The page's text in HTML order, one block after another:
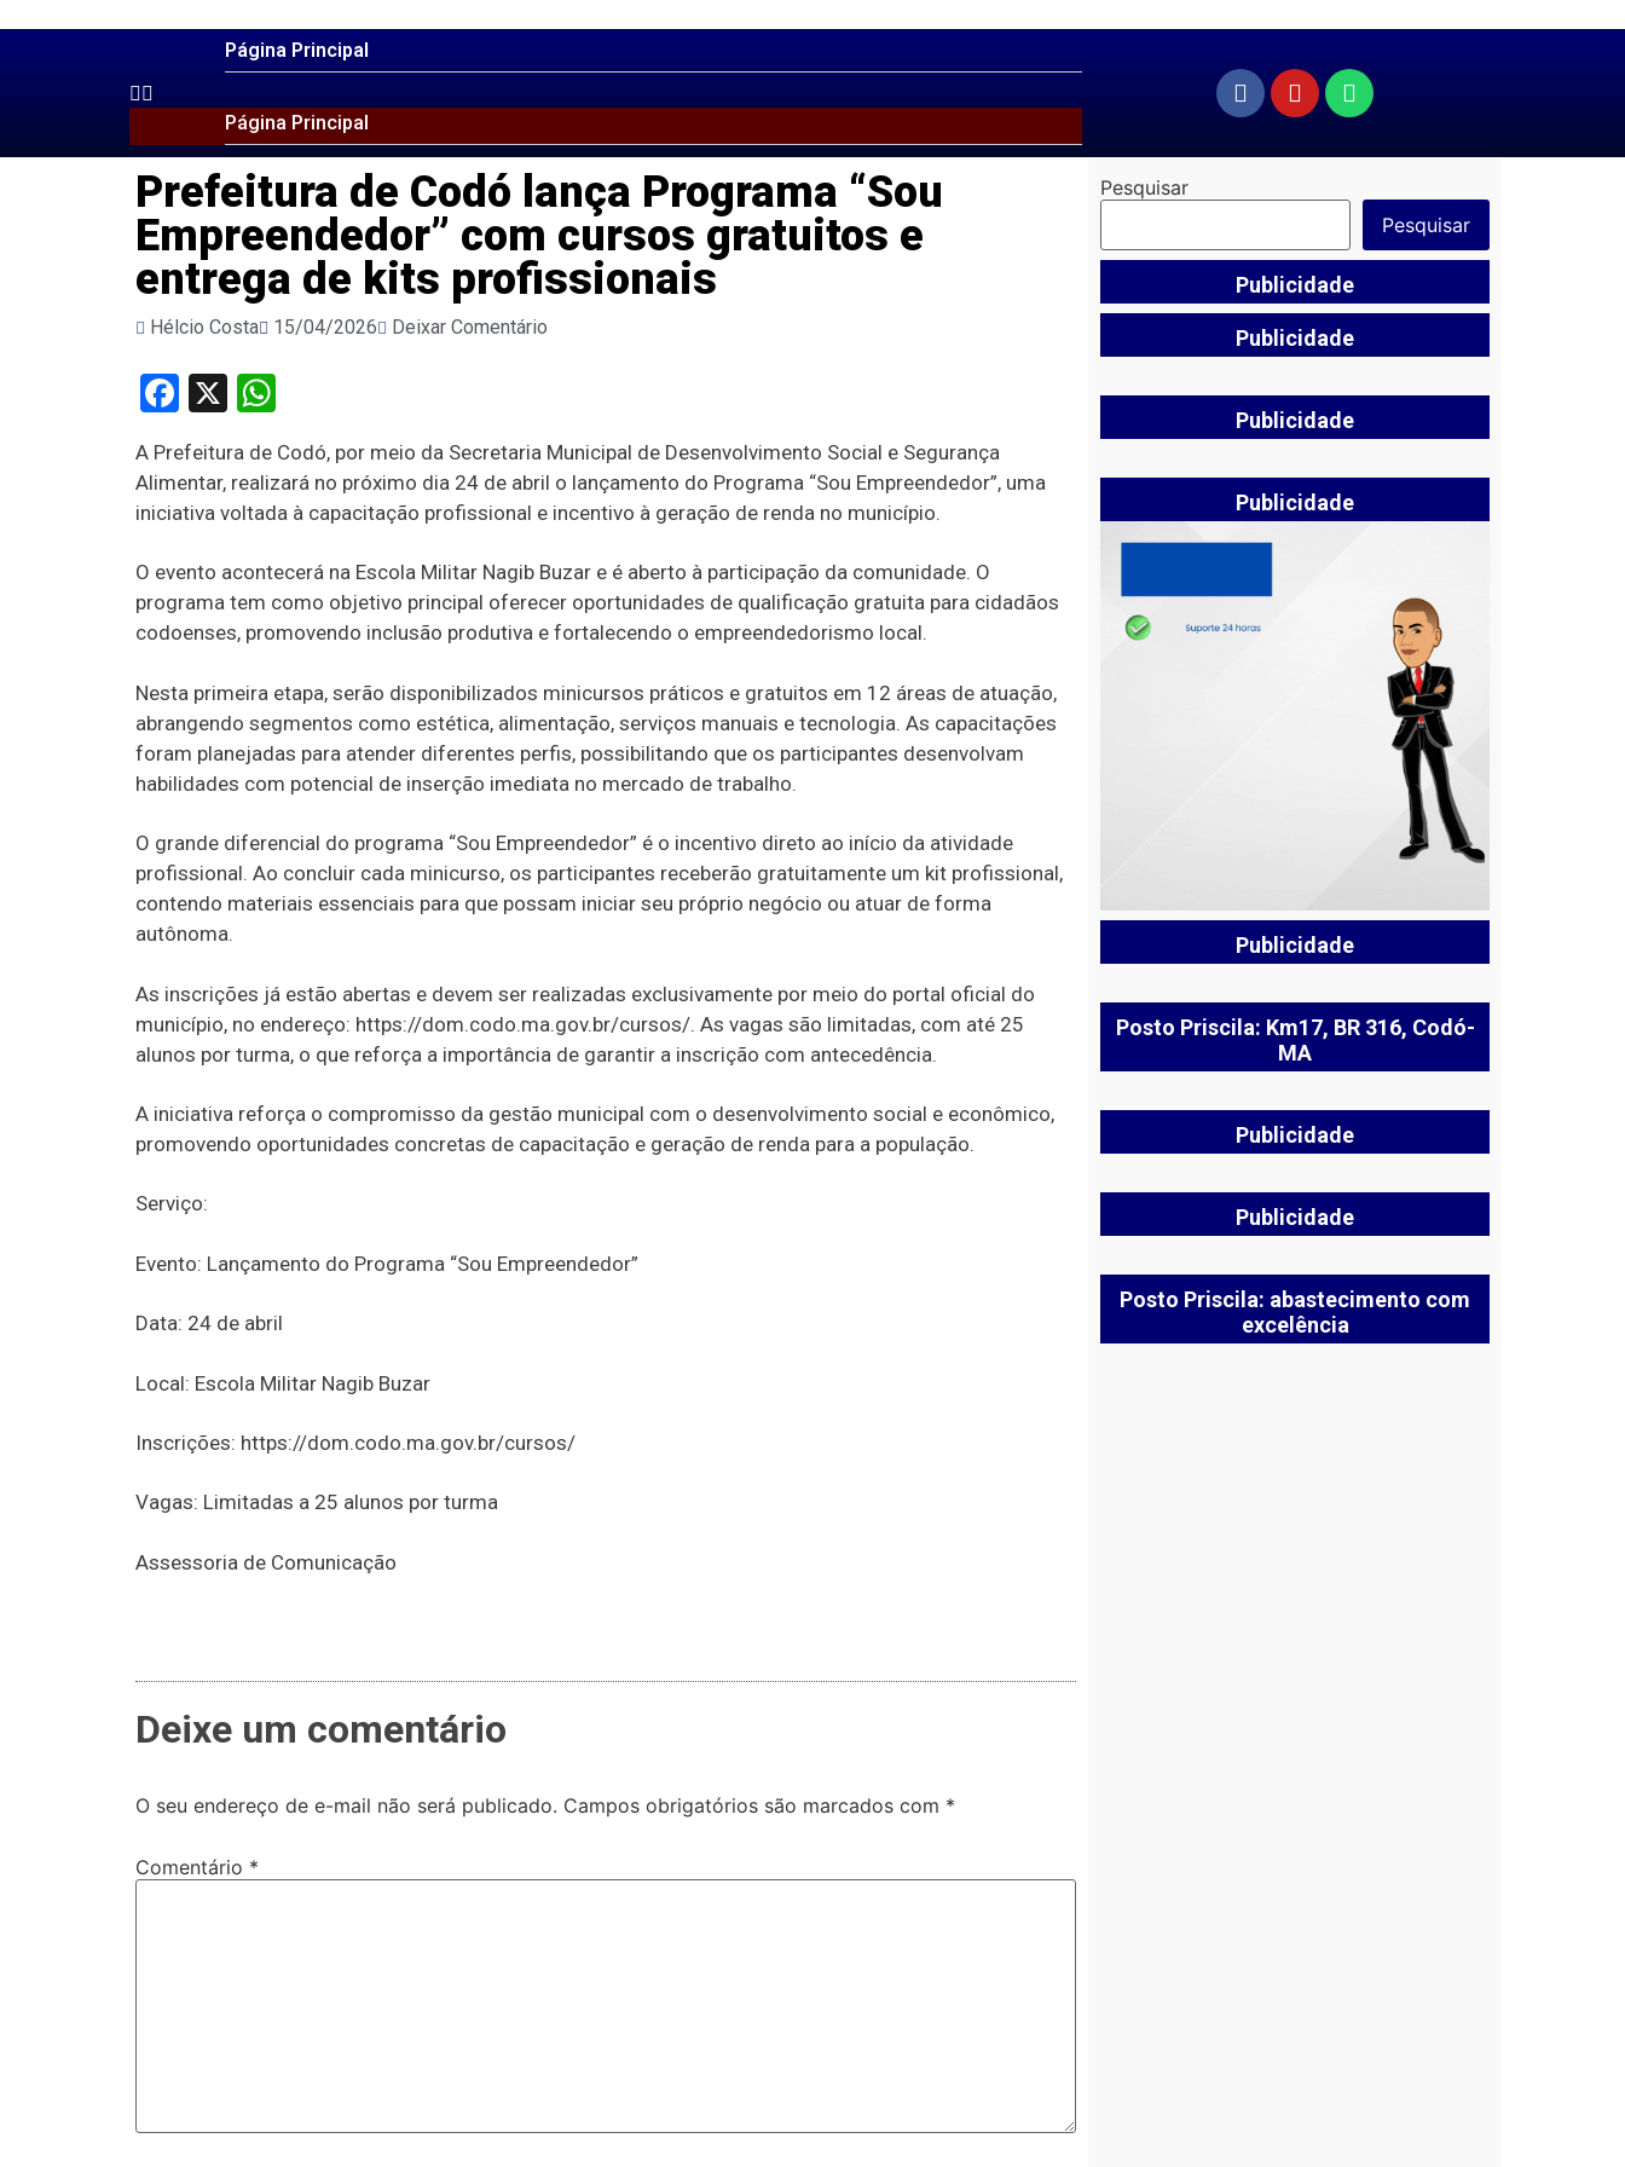
Página Principal
Página Principal
Prefeitura de Codó lança Programa “Sou
Empreendedor” com cursos gratuitos e
entrega de kits profissionais
Hélcio Costa 15/04/2026 Deixar Comentário
Facebook
X
A Prefeitura de Codó, por meio da Secretaria Municipal de Desenvolvimento Social e Segurança
Alimentar, realizará no próximo dia 24 de abril o lançamento do Programa “Sou Empreendedor”, uma
iniciativa voltada à capacitação profissional e incentivo à geração de renda no município.
O evento acontecerá na Escola Militar Nagib Buzar e é aberto à participação da comunidade. O
programa tem como objetivo principal oferecer oportunidades de qualificação gratuita para cidadãos
codoenses, promovendo inclusão produtiva e fortalecendo o empreendedorismo local.
Nesta primeira etapa, serão disponibilizados minicursos práticos e gratuitos em 12 áreas de atuação,
abrangendo segmentos como estética, alimentação, serviços manuais e tecnologia. As capacitações
foram planejadas para atender diferentes perfis, possibilitando que os participantes desenvolvam
habilidades com potencial de inserção imediata no mercado de trabalho.
O grande diferencial do programa “Sou Empreendedor” é o incentivo direto ao início da atividade
profissional. Ao concluir cada minicurso, os participantes receberão gratuitamente um kit profissional,
contendo materiais essenciais para que possam iniciar seu próprio negócio ou atuar de forma
autônoma.
As inscrições já estão abertas e devem ser realizadas exclusivamente por meio do portal oficial do
município, no endereço: https://dom.codo.ma.gov.br/cursos/. As vagas são limitadas, com até 25
alunos por turma, o que reforça a importância de garantir a inscrição com antecedência.
A iniciativa reforça o compromisso da gestão municipal com o desenvolvimento social e econômico,
promovendo oportunidades concretas de capacitação e geração de renda para a população.
Serviço:
Evento: Lançamento do Programa “Sou Empreendedor”
Data: 24 de abril
Local: Escola Militar Nagib Buzar
Inscrições: https://dom.codo.ma.gov.br/cursos/
Vagas: Limitadas a 25 alunos por turma
Assessoria de Comunicação
Deixe um comentário
O seu endereço de e-mail não será publicado. Campos obrigatórios são marcados com *
Comentário *
Pesquisar
Pesquisar
Publicidade
Publicidade
Publicidade
Publicidade
Publicidade
Posto Priscila: Km17, BR 316, Codó-
MA
Publicidade
Publicidade
Posto Priscila: abastecimento com
excelência